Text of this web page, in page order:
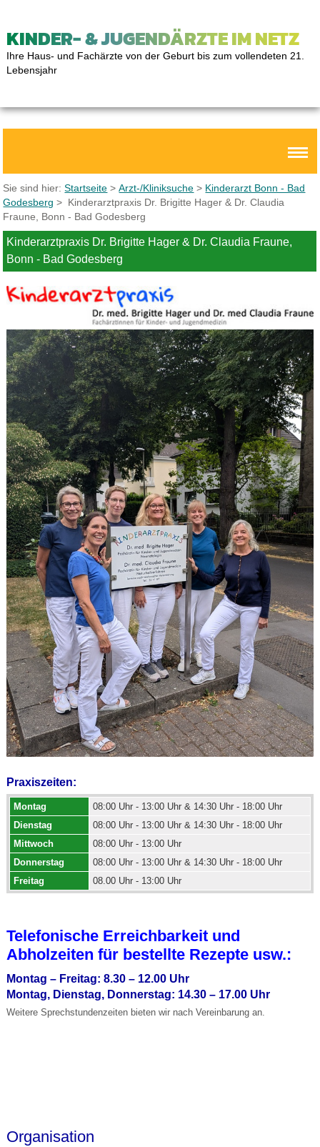
KINDER- & JUGENDÄRZTE IM NETZ
Ihre Haus- und Fachärzte von der Geburt bis zum vollendeten 21.
Lebensjahr
Sie sind hier:Startseite >Arzt-/Kliniksuche > Kinderarzt Bonn - Bad
Godesberg > Kinderarztpraxis Dr. Brigitte Hager & Dr. Claudia
Fraune, Bonn - Bad Godesberg
Kinderarztpraxis Dr. Brigitte Hager & Dr. Claudia Fraune,
Bonn - Bad Godesberg
Praxiszeiten:
Montag
08:00 Uhr - 13:00 Uhr & 14:30 Uhr - 18:00 Uhr
Dienstag
08:00 Uhr - 13:00 Uhr & 14:30 Uhr - 18:00 Uhr
Mittwoch
08:00 Uhr - 13:00 Uhr
Donnerstag
08:00 Uhr - 13:00 Uhr & 14:30 Uhr - 18:00 Uhr
Freitag
08.00 Uhr - 13:00 Uhr
Telefonische Erreichbarkeit und
Abholzeiten für bestellte Rezepte usw.:
Montag – Freitag: 8.30 – 12.00 Uhr
Montag, Dienstag, Donnerstag: 14.30 – 17.00 Uhr
Weitere Sprechstundenzeiten bieten wir nach Vereinbarung an.
Organisation